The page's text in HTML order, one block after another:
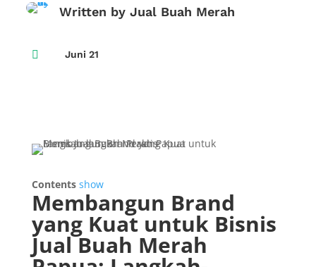
Written by Jual Buah Merah
 Juni 21
Contents show
Membangun Brand
yang Kuat untuk Bisnis
Jual Buah Merah